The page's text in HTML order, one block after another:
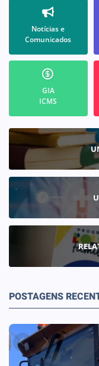
Notícias e
Comunicados
GIA
ICMS
POSTAGENS